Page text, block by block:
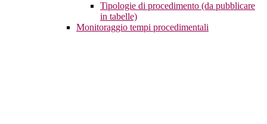
Tipologie di procedimento (da pubblicare
in tabelle)
Monitoraggio tempi procedimentali